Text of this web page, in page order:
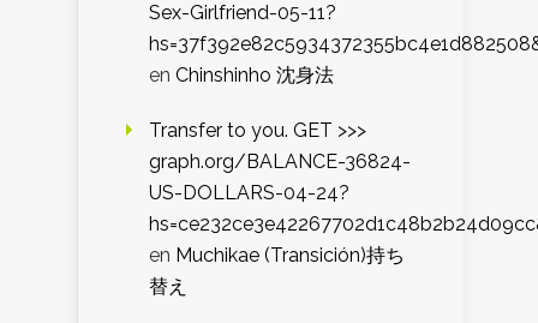
Sex-Girlfriend-05-11?
en Chinshinho 沈身法
Transfer to you. GET >>>
graph.org/BALANCE-36824-
US-DOLLARS-04-24?
en Muchikae (Transición)持ち
替え